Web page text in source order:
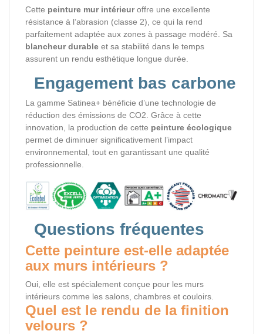
Cette peinture mur intérieuroffre une excellente
résistance à l’abrasion (classe 2), ce qui la rend
parfaitement adaptée aux zones à passage modéré. Sa
blancheur durable et sa stabilité dans le temps
assurent un rendu esthétique longue durée.
Engagement bas carbone
La gamme Satinea+ bénéficie d’une technologie de
réduction des émissions de CO2. Grâce à cette
innovation, la production de cette peinture écologique
permet de diminuer significativement l’impact
environnemental, tout en garantissant une qualité
professionnelle.
Questions fréquentes
Cette peinture est-elle adaptée
aux murs intérieurs ?
Oui, elle est spécialement conçue pour les murs
intérieurs comme les salons, chambres et couloirs.
Quel est le rendu de la finition
velours ?